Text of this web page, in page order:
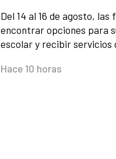
Del 14 al 16 de agosto,
encontrar opciones para
escolar y recibir servicios
Hace 10 horas